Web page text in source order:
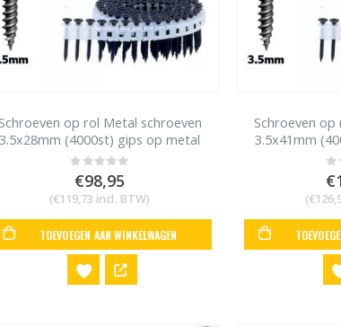
Schroeven op rol Metal schroeven
3.5x28mm (4000st) gips op metal
studs Max HVR41G4
0out of 5
€98,95
(€119,73 incl. BTW)
TOEVOEGEN AAN WINKELWAGEN
Schroeven
3.5x41mm
studs
0
€
(€